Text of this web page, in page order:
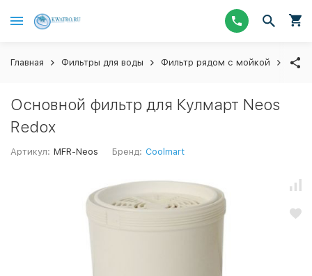
Главная Фильтры для воды Фильтр рядом с мойкой
Основной фильтр для Кулмарт Neos
Redox
Артикул: MFR-Neos Бренд: Coolmart